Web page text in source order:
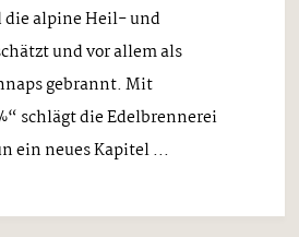
alpine Heil- und
und vor allem als
gebrannt. Mit
schlägt die Edelbrennerei
ein neues Kapitel ...